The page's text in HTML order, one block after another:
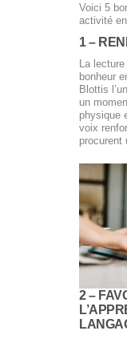
Voici 5
activité
1 –
La
bonheur
Blottis
un
physique
voix
procurent
2 –